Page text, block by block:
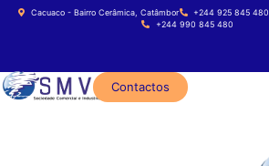
Cacuaco - Bairro Cerâmica, Catâmbor +244 925 845 480
+244 990 845 480
Contactos